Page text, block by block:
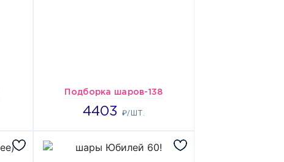
Подборка шаров-138
4403 ₽/ШТ.
4403